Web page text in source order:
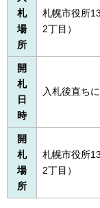
札
場
所
札幌市役所
2丁目）
開
札
日
時
入札後直ち
開
札
場
所
札幌市役所
2丁目）